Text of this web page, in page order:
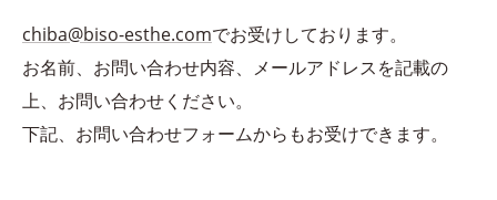
chiba@biso-esthe.comでお受けしております。
お名前、お問い合わせ内容、メールアドレスを記載の
上、お問い合わせください。
下記、お問い合わせフォームからもお受けできます。